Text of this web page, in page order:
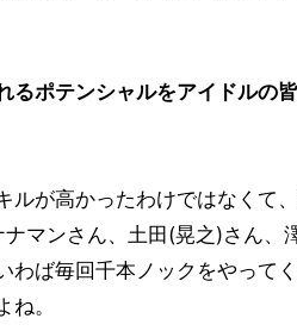
ポテンシャルをアイドルの
が高かったわけではなくて
マンさん、土田(晃之)さん、
わば毎回千本ノックをやって
。